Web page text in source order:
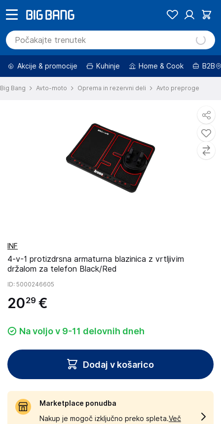
Akcije & promocije Kuhinje Home & Cook B2B
Big Bang Avto-moto Oprema in rezervni deli Avto preproge
INF
4-v-1 protizdrsna armaturna blazinica z vrtljivim
držalom za telefon Black/Red
ID: 5000246605
2029 €
Na voljo v 9-11 delovnih dneh
Dodaj v košarico
Marketplace ponudba
Nakup je mogoč izključno preko spleta.Več